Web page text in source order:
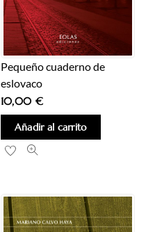
Pequeño cuaderno de
eslovaco
10,00 €
Añadir al carrito